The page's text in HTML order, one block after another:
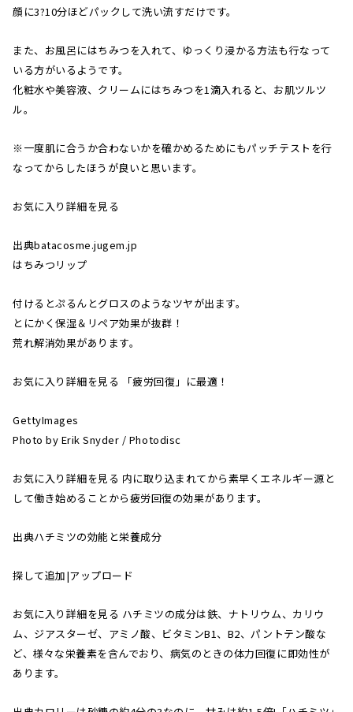
顔に3?10分ほどパックして洗い流すだけです。
また、お風呂にはちみつを入れて、ゆっくり浸かる方法も行なって
いる方がいるようです。
化粧水や美容液、クリームにはちみつを1滴入れると、お肌ツルツ
ル。
※一度肌に合うか合わないかを確かめるためにもパッチテストを行
なってからしたほうが良いと思います。
お気に入り詳細を見る
出典batacosme.jugem.jp
はちみつリップ
付けるとぷるんとグロスのようなツヤが出ます。
とにかく保湿＆リペア効果が抜群！
荒れ解消効果があります。
お気に入り詳細を見る 「疲労回復」に最適！
GettyImages
Photo by Erik Snyder / Photodisc
お気に入り詳細を見る 内に取り込まれてから素早くエネルギー源と
して働き始めることから疲労回復の効果があります。
出典ハチミツの効能と栄養成分
探して追加|アップロード
お気に入り詳細を見る ハチミツの成分は鉄、ナトリウム、カリウ
ム、ジアスターゼ、アミノ酸、ビタミンB1、B2、パントテン酸な
ど、様々な栄養素を含んでおり、病気のときの体力回復に即効性が
あります。